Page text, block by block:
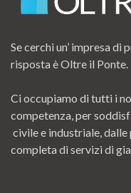
Se cerchi un’ impresa di
risposta è Oltre il Ponte.
Ci occupiamo di tutti i
competenza, per
civile e industriale,
completa di servizi di